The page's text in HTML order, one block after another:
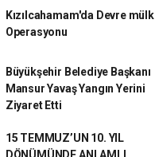
Kızılcahamam'da Devre mülk
Operasyonu
Büyükşehir Belediye Başkanı
Mansur Yavaş Yangın Yerini
Ziyaret Etti
15 TEMMUZ’UN 10. YIL